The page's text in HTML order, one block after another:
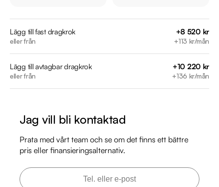
Servicehistorik:
2020-11-03 - 872 mil
2022-11-01 - 2629 mil
2024-04-29 - 5706 mil
2026-04-15 - 8010 mil
https://www.riddermarkbil.se/kopa-bil/audi/yto601/
• Se närbilder och film på bilen
• Reservera bilen direkt online
• Få mer info om utrustning och tillval
Lägg till fast dragkrok
eller från
+8 520 kr
+113 kr/mån
Lägg till avtagbar dragkrok
eller från
+10 220 kr
+136 kr/mån
Jag vill bli kontaktad
Prata med vårt team och se om det finns ett bättre
pris eller finansieringsalternativ.